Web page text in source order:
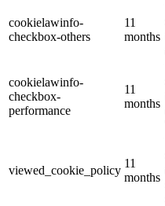
cookielawinfo-
checkbox-others
11
months
cookielawinfo-
checkbox-
performance
11
months
viewed_cookie_policy
11
months